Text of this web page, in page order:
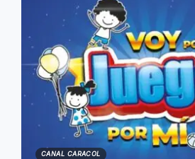
CANAL CARACOL